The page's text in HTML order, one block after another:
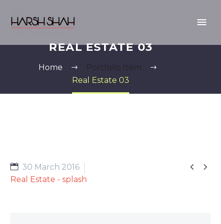
REAL ESTATE 03
Home
Portfolio Item
Real Estate 03
 
30 March 2016
Real Estate - splash